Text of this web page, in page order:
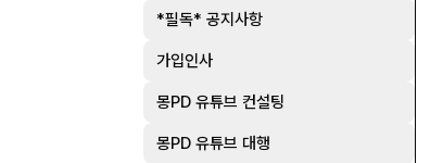
*필독* 공지사항
가입인사
몽PD 유튜브 컨설팅
몽PD 유튜브 대행